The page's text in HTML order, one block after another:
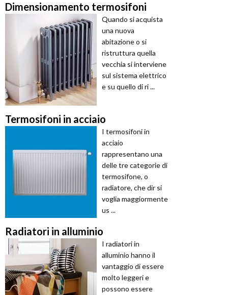
Dimensionamento termosifoni
Quando si acquista
una nuova
abitazione o si
ristruttura quella
vecchia si interviene
sul sistema elettrico
e su quello di ri ...
Termosifoni in acciaio
I termosifoni in
acciaio
rappresentano una
delle tre categorie di
termosifone, o
radiatore, che dir si
voglia maggiormente
us ...
Radiatori in alluminio
I radiatori in
alluminio hanno il
vantaggio di essere
molto leggeri e
possono essere